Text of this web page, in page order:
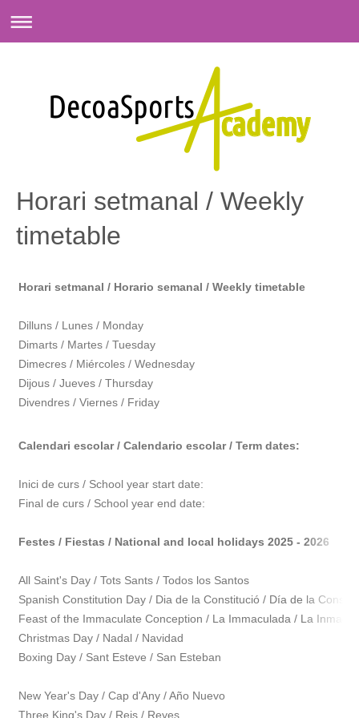
Horari setmanal / Weekly
timetable
Horari setmanal / Horario semanal / Weekly timetable
Dilluns / Lunes / Monday
Dimarts / Martes / Tuesday
Dimecres / Miércoles / Wednesday
Dijous / Jueves / Thursday
Divendres / Viernes / Friday
Calendari escolar / Calendario escolar / Term dates:
Inici de curs / School year start date:
Final de curs / School year end date:
Festes / Fiestas / National and local holidays 2025 - 2026
All Saint's Day / Tots Sants / Todos los Santos
Spanish Constitution Day / Dia de la Constitució / Día de la
Feast of the Immaculate Conception / La Immaculada / La
Christmas Day / Nadal / Navidad
Boxing Day / Sant Esteve / San Esteban
New Year's Day / Cap d'Any / Año Nuevo
Three King's Day / Reis / Reyes